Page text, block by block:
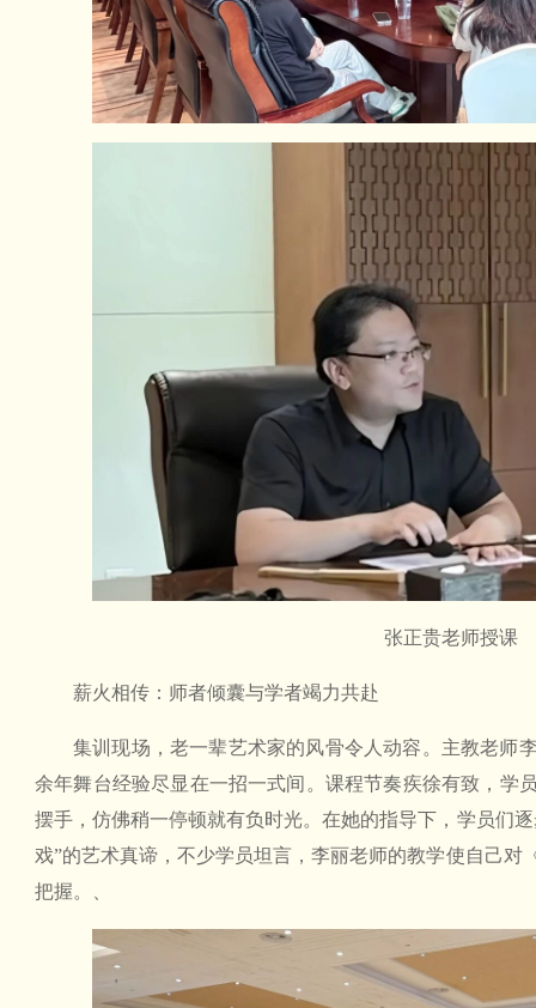
张正贵老师授课
薪火相传：师者倾囊与学者竭力共赴
集训现场，老一辈艺术家的风骨令人动容。主教老师
余年舞台经验尽显在一招一式间。课程节奏疾徐有致，学
摆手，仿佛稍一停顿就有负时光。在她的指导下，学员们
戏”的艺术真谛，不少学员坦言，李丽老师的教学使自己对
把握。、